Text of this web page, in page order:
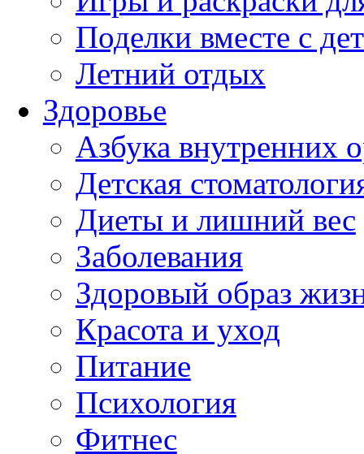
Поделки вместе с
Летний отдых
Здоровье
Азбука внутренних
Детская
Диеты и лишний вес
Заболевания
Здоровый образ
Красота и уход
Питание
Психология
Фитнес